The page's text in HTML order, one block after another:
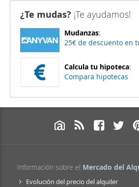
¿Te mudas? ¡Te ayudamos!
Mudanzas:
25€ de descuento en
Calcula tu hipoteca:
Compara hipotecas
Información sobre el Mercado del
Evolución del precio del alquiler